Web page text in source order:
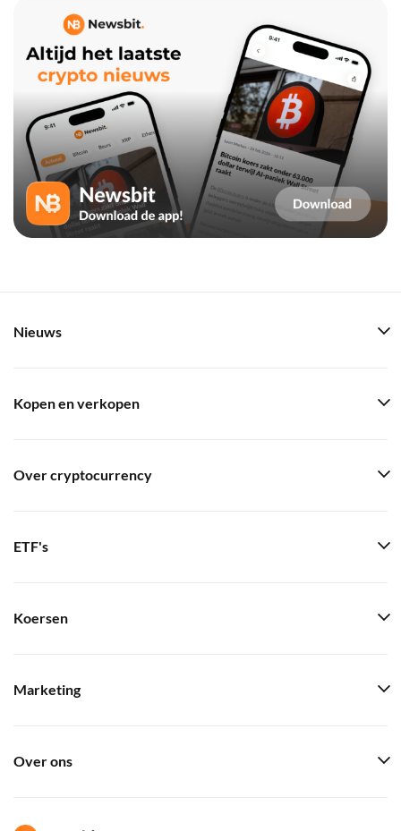
Nieuws
Kopen en verkopen
Over cryptocurrency
ETF's
Koersen
Marketing
Over ons